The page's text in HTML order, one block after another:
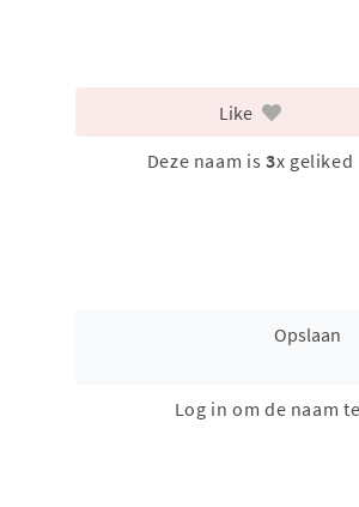
Like
Deze naam is 3x geliked
Opslaan
Log in om de naam